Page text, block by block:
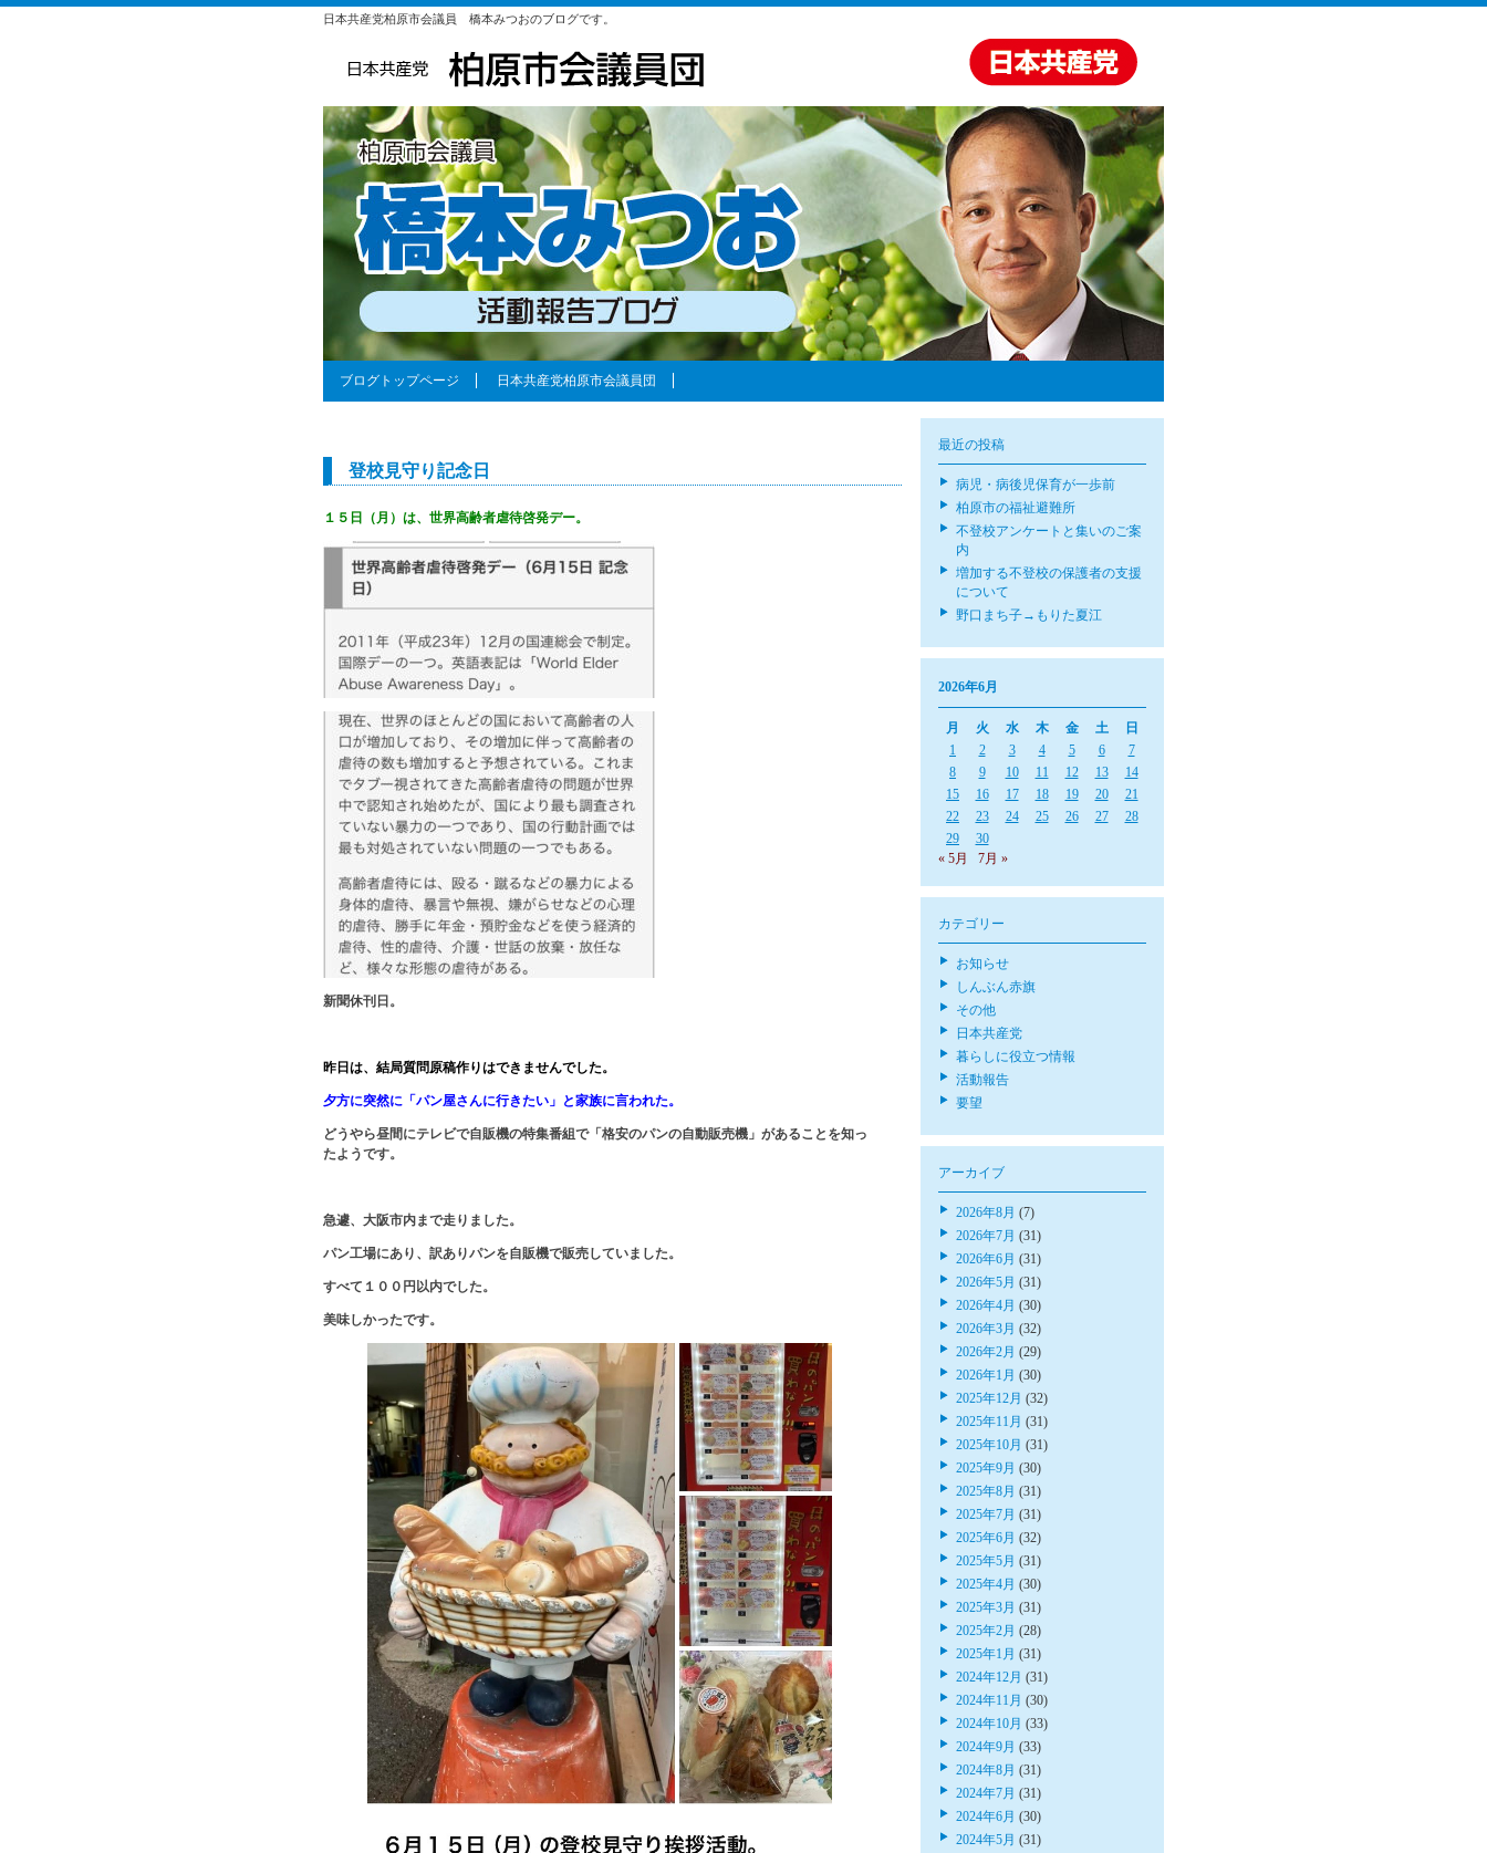
日本共産党柏原市会議員 橋本みつおのブログです。
ブログトップページ 日本共産党柏原市会議員団
登校見守り記念日
１５日（月）は、世界高齢者虐待啓発デー。
新聞休刊日。
昨日は、結局質問原稿作りはできませんでした。
夕方に突然に「パン屋さんに行きたい」と家族に言われた。
どうやら昼間にテレビで自販機の特集番組で「格安のパンの自動販売機」があることを知っ
たようです。
急遽、大阪市内まで走りました。
パン工場にあり、訳ありパンを自販機で販売していました。
すべて１００円以内でした。
美味しかったです。
最近の投稿
病児・病後児保育が一歩前
柏原市の福祉避難所
不登校アンケートと集いのご案
内
増加する不登校の保護者の支援
について
野口まち子→もりた夏江
2026年6月
月 火 水 木 金 土
日
1
2 3 4 5 6
7
8
9 10 11 12 13
14
15
16 17 18 19 20
21
22
23 24 25 26 27
28
29
30
« 5月
7月 »
カテゴリー
お知らせ
しんぶん赤旗
その他
日本共産党
暮らしに役立つ情報
活動報告
要望
アーカイブ
2026年8月 (7)
2026年7月 (31)
2026年6月 (31)
2026年5月 (31)
2026年4月 (30)
2026年3月 (32)
2026年2月 (29)
2026年1月 (30)
2025年12月 (32)
2025年11月 (31)
2025年10月 (31)
2025年9月 (30)
2025年8月 (31)
2025年7月 (31)
2025年6月 (32)
2025年5月 (31)
2025年4月 (30)
2025年3月 (31)
2025年2月 (28)
2025年1月 (31)
2024年12月 (31)
2024年11月 (30)
2024年10月 (33)
2024年9月 (33)
2024年8月 (31)
2024年7月 (31)
2024年6月 (30)
2024年5月 (31)